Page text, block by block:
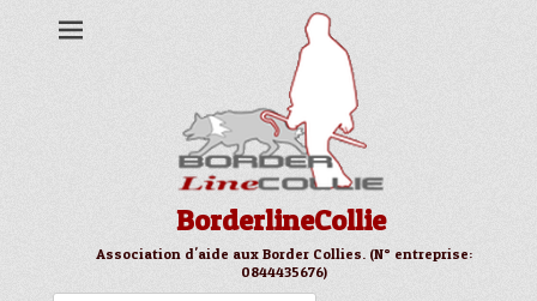
BorderlineCollie
Association d'aide aux Border Collies. (N° entreprise:
0844435676)